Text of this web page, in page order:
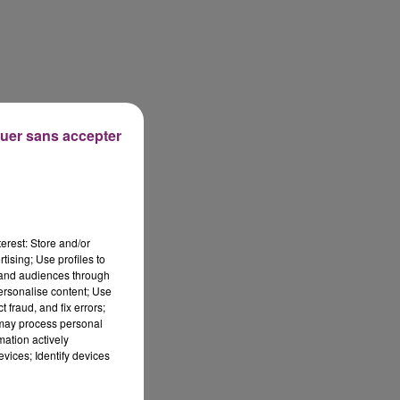
Store and/or
Use profiles to
audiences through
content; Use
fraud, and fix errors;
process personal
actively
Identify devices
sans accepter